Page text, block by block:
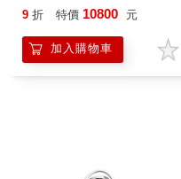
9 折 特價 10800 元
加入購物車